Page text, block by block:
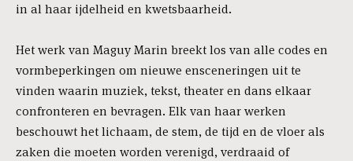
in al haar ijdelheid en kwetsbaarheid.
Het werk van Maguy Marin breekt los van alle codes en
vormbeperkingen om nieuwe ensceneringen uit te
vinden waarin muziek, tekst, theater en dans elkaar
confronteren en bevragen. Elk van haar werken
beschouwt het lichaam, de stem, de tijd en de vloer als
zaken die moeten worden verenigd, verdraaid of